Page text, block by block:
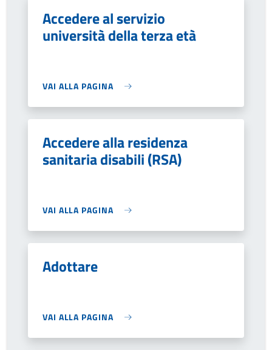
Accedere al servizio
università della terza età
VAI ALLA PAGINA
Accedere alla residenza
sanitaria disabili (RSA)
VAI ALLA PAGINA
Adottare
VAI ALLA PAGINA